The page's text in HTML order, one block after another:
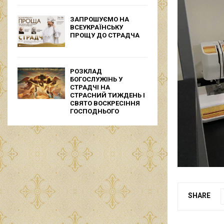
SHARE
ЗАПРОШУЄМО НА
ВСЕУКРАЇНСЬКУ
ПРОЩУ ДО СТРАДЧА
РОЗКЛАД
БОГОСЛУЖІНЬ У
СТРАДЧІ НА
СТРАСНИЙ ТИЖДЕНЬ І
СВЯТО ВОСКРЕСІННЯ
ГОСПОДНЬОГО